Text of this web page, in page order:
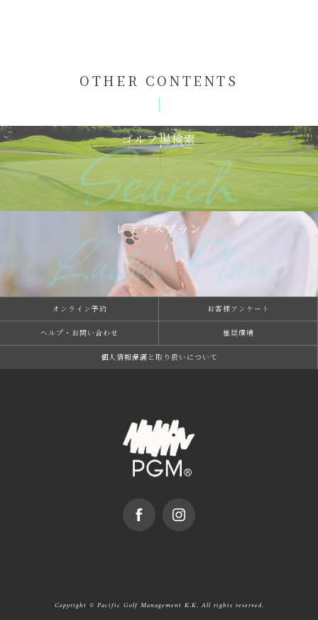
OTHER CONTENTS
ゴルフ場検索
レディスプラン
オンライン予約 お客様アンケート
ヘルプ・お問い合わせ 推奨環境
個⼈情報保護と取り扱いについて
Copyright © Pacific Golf Management K.K. All rights reserved.